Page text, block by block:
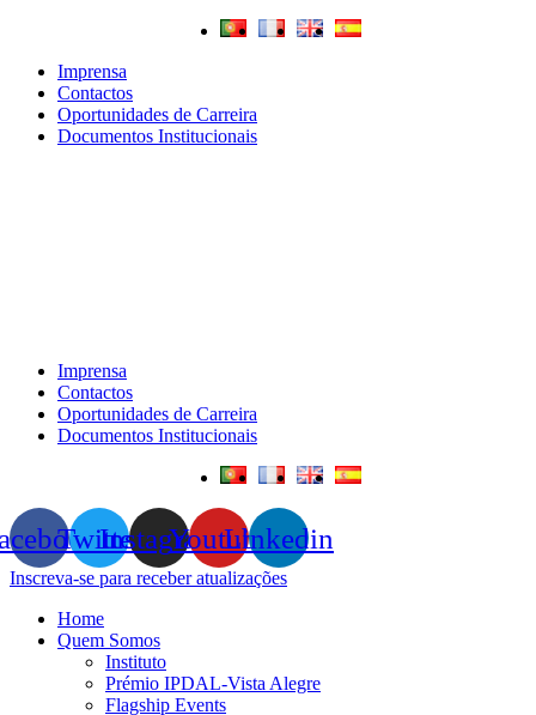
Imprensa
Contactos
Oportunidades de Carreira
Documentos Institucionais
Imprensa
Contactos
Oportunidades de Carreira
Documentos Institucionais
TwitterInstagramYoutubeLinkedin
Inscreva-se para receber atualizações
Home
Quem Somos
Instituto
Prémio IPDAL-Vista Alegre
Flagship Events